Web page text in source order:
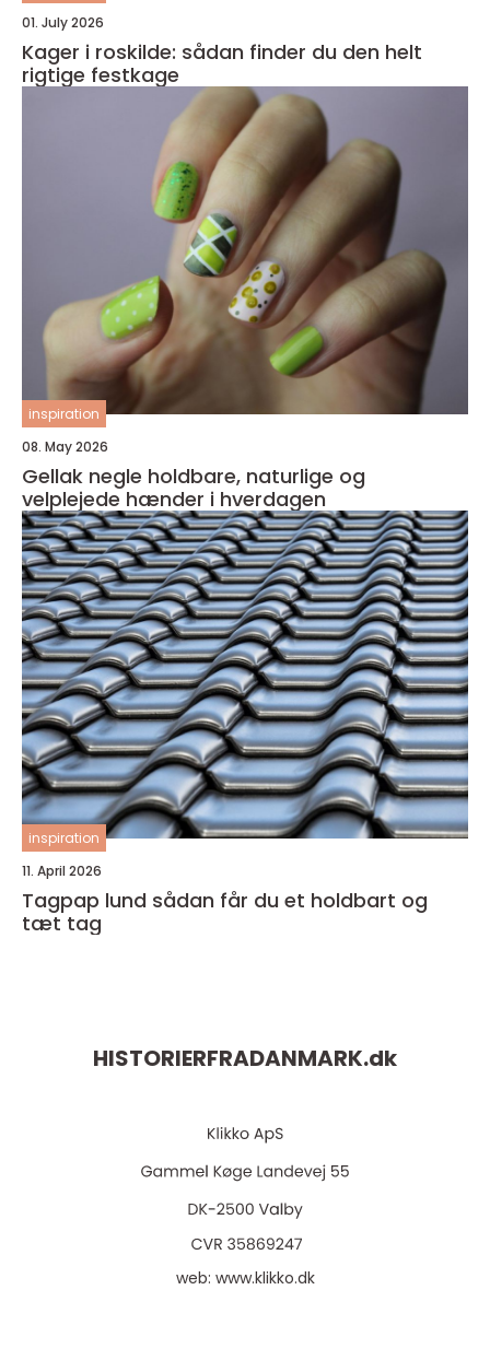
01. July 2026
Kager i roskilde: sådan finder du den helt
rigtige festkage
inspiration
08. May 2026
Gellak negle holdbare, naturlige og
velplejede hænder i hverdagen
inspiration
11. April 2026
Tagpap lund sådan får du et holdbart og
tæt tag
HISTORIERFRADANMARK.dk
web: www.klikko.dk